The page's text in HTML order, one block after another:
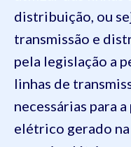
distribuição, ou
transmissão e
pela legislação a
linhas de
necessárias para
elétrico gerado